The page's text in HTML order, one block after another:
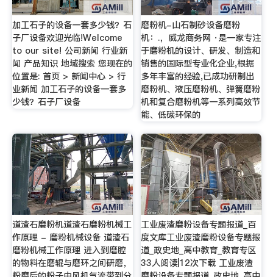
加工石子的设备一套多少钱？石
子厂设备欢迎光临!Welcome
to our site! 公司新闻 行业新
闻 产品知识 地域搜索 您现在的
位置是: 首页 > 新闻中心 > 行
业新闻 加工石子的设备一套多
少钱？石子厂设备
磨粉机-山石制砂设备磨粉
机：.，威龙商务网 ·是一家专注
于磨粉机的设计、研发、制造和
销售的国际型专业化企业,根据
多年丰富的经验,已成功研制出
磨粉机、液压磨粉机、弹簧磨粉
机和复合磨粉机等一系列高效节
能、低碳环保的
道渣石磨粉机道渣石磨粉机械工
作原理 - 磨粉机械设备 道渣石
磨粉机械工作原理 进入到磨腔
的物料在磨辊与磨环之间研磨，
工业废渣磨粉设备专题报道_百
度文库工业废渣磨粉设备专题报
道_政史地_高中教育_教育专区
33人阅读|12次下载 工业废渣